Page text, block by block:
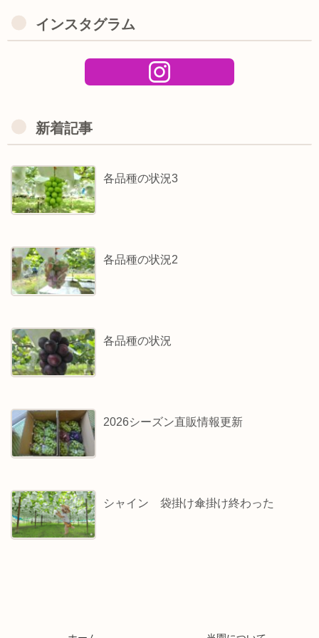
インスタグラム
新着記事
各品種の状況3
各品種の状況2
各品種の状況
2026シーズン直販情報更新
シャイン 袋掛け傘掛け終わった